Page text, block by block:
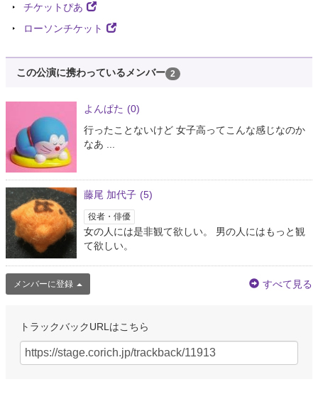
チケットぴあ
ローソンチケット
この公演に携わっているメンバー 2
よんぱた (0)
行ったことないけど 女子高ってこんな感じなのか
なあ ...
藤尾 加代子 (5)
役者・俳優
女の人には是非観て欲しい。 男の人にはもっと観
て欲しい。
メンバーに登録 すべて見る
トラックバックURLはこちら